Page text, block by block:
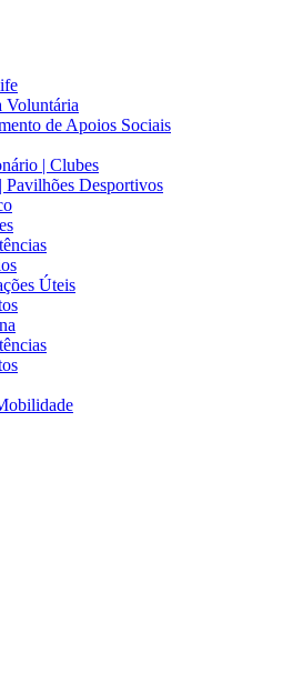
Voluntária
de Apoios Sociais
| Clubes
Pavilhões Desportivos
Úteis